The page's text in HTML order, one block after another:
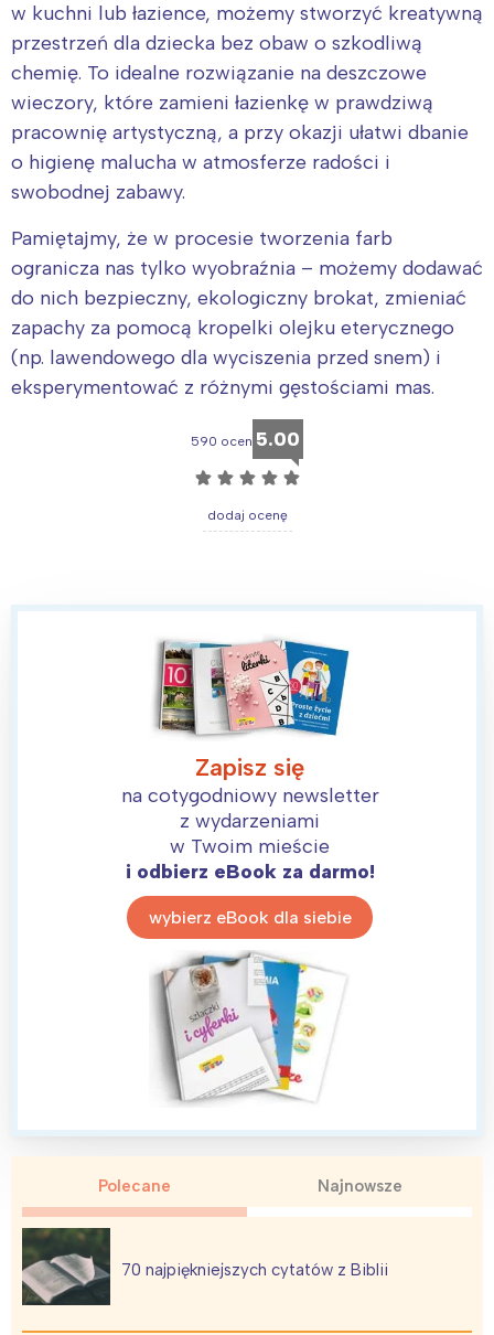
w kuchni lub łazience, możemy stworzyć kreatywną
przestrzeń dla dziecka bez obaw o szkodliwą
chemię. To idealne rozwiązanie na deszczowe
wieczory, które zamieni łazienkę w prawdziwą
pracownię artystyczną, a przy okazji ułatwi dbanie
o higienę malucha w atmosferze radości i
swobodnej zabawy.
Pamiętajmy, że w procesie tworzenia farb
ogranicza nas tylko wyobraźnia – możemy dodawać
do nich bezpieczny, ekologiczny brokat, zmieniać
zapachy za pomocą kropelki olejku eterycznego
(np. lawendowego dla wyciszenia przed snem) i
eksperymentować z różnymi gęstościami mas.
590 ocen 5.00
☆ ☆ ☆ ☆ ☆
dodaj ocenę
Zapisz się
na cotygodniowy newsletter
z wydarzeniami
w Twoim mieście
i odbierz eBook za darmo!
wybierz eBook dla siebie
Polecane Najnowsze
70 najpiękniejszych cytatów z Biblii